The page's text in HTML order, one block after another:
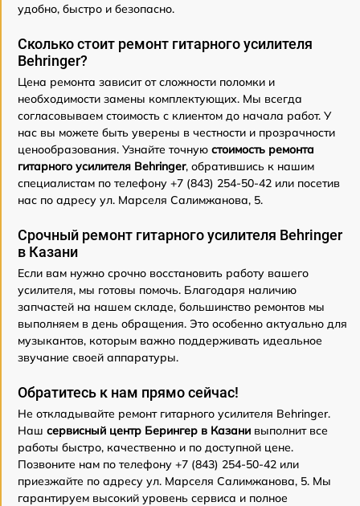
удобно, быстро и безопасно.
Сколько стоит ремонт гитарного усилителя
Behringer?
Цена ремонта зависит от сложности поломки и
необходимости замены комплектующих. Мы всегда
согласовываем стоимость с клиентом до начала работ. У
нас вы можете быть уверены в честности и прозрачности
ценообразования. Узнайте точную стоимость ремонта
гитарного усилителя Behringer, обратившись к нашим
специалистам по телефону +7 (843) 254-50-42 или посетив
нас по адресу ул. Марселя Салимжанова, 5.
Срочный ремонт гитарного усилителя Behringer
в Казани
Если вам нужно срочно восстановить работу вашего
усилителя, мы готовы помочь. Благодаря наличию
запчастей на нашем складе, большинство ремонтов мы
выполняем в день обращения. Это особенно актуально для
музыкантов, которым важно поддерживать идеальное
звучание своей аппаратуры.
Обратитесь к нам прямо сейчас!
Не откладывайте ремонт гитарного усилителя Behringer.
Наш сервисный центр Берингер в Казани выполнит все
работы быстро, качественно и по доступной цене.
Позвоните нам по телефону +7 (843) 254-50-42 или
приезжайте по адресу ул. Марселя Салимжанова, 5. Мы
гарантируем высокий уровень сервиса и полное